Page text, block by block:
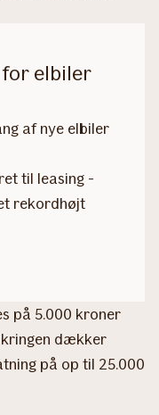
for elbiler
af nye elbiler
til leasing -
rekordhøjt
på 5.000 kroner
dækker
på op til 25.000